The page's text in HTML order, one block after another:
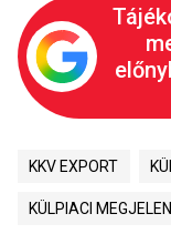
KKV EXPORT
KÜLPIACI